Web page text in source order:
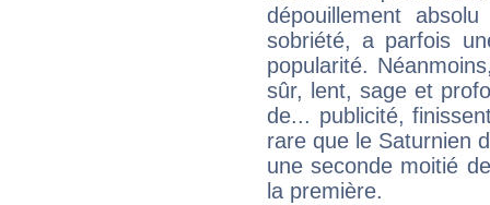
dépouillement
sobriété, a parfois
popularité.
sûr, lent, sage et
de... publicité,
rare que le Saturnien
une seconde moitié
la première.